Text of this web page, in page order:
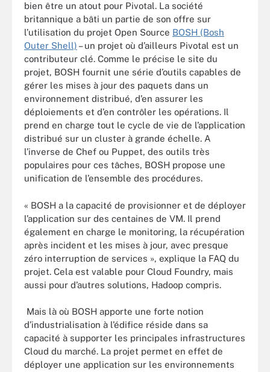
bien être un atout pour Pivotal. La société
britannique a bâti un partie de son offre sur
l’utilisation du projet Open Source BOSH (Bosh
Outer Shell) – un projet où d’ailleurs Pivotal est un
contributeur clé. Comme le précise le site du
projet, BOSH fournit une série d’outils capables de
gérer les mises à jour des paquets dans un
environnement distribué, d’en assurer les
déploiements et d’en contrôler les opérations. Il
prend en charge tout le cycle de vie de l’application
distribué sur un cluster à grande échelle. A
l’inverse de Chef ou Puppet, des outils très
populaires pour ces tâches, BOSH propose une
unification de l’ensemble des procédures.
« BOSH a la capacité de provisionner et de déployer
l’application sur des centaines de VM. Il prend
également en charge le monitoring, la récupération
après incident et les mises à jour, avec presque
zéro interruption de services », explique la FAQ du
projet. Cela est valable pour Cloud Foundry, mais
aussi pour d’autres solutions, Hadoop compris.
Mais là où BOSH apporte une forte notion
d’industrialisation à l’édifice réside dans sa
capacité à supporter les principales infrastructures
Cloud du marché. La projet permet en effet de
déployer une application sur les environnements